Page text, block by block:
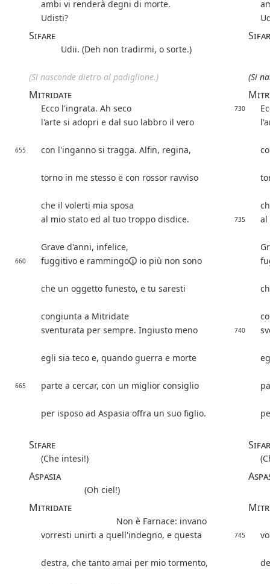
ambi vi renderà degni di morte.
Udisti?
Sifare
Udii. (Deh non tradirmi, o sorte.)
(Si nasconde dietro al padiglione.) (Si
Mitridate
Ecco l'ingrata. Ah seco 730
l'arte si adopri e dal suo labbro il vero
655 con l'inganno si tragga. Alfin, regina,
torno in me stesso e con rossor ravviso
che il volerti mia sposa
al mio stato ed al tuo troppo disdice.
735 al
Grave d'anni, infelice,
660 fuggitivo e rammingo io più non sono
che un oggetto funesto, e tu saresti
congiunta a Mitridate
sventurata per sempre. Ingiusto meno
740
egli sia teco e, quando guerra e morte
665 parte a cercar, con un miglior consiglio
per isposo ad Aspasia offra un suo figlio.
Sifare
(Che intesi!)
Aspasia
(Oh ciel!)
Mitridate
Non è Farnace: invano
vorresti unirti a quell'indegno, e questa
745
destra, che tanto amai per mio tormento,